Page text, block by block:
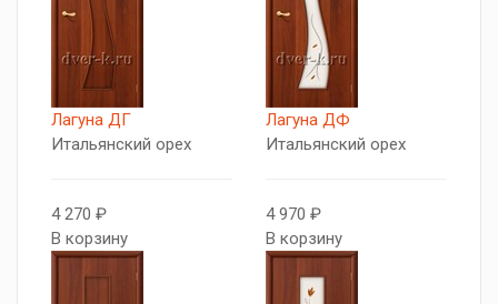
Лагуна ДГ
Итальянский орех
4 270 ₽
В корзину
Лагуна ДФ
Итальянский орех
4 970 ₽
В корзину